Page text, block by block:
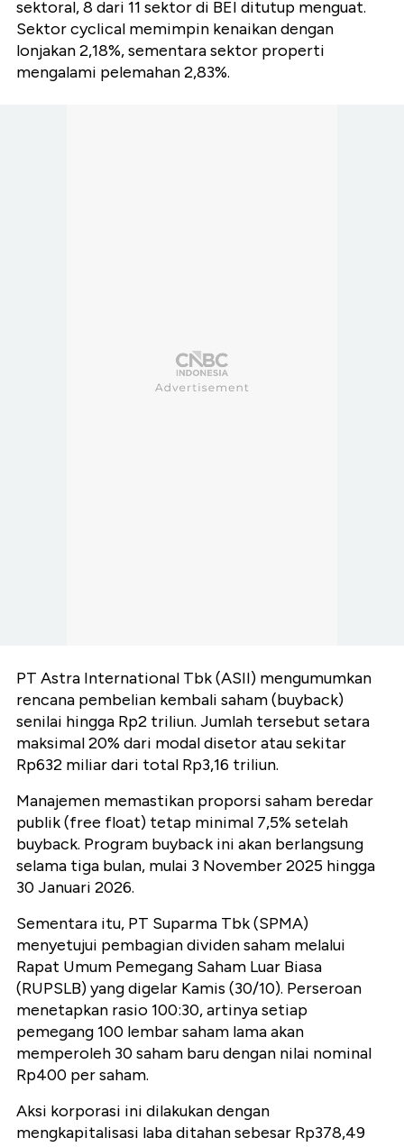
sektoral, 8 dari 11 sektor di BEI ditutup menguat.
Sektor cyclical memimpin kenaikan dengan
lonjakan 2,18%, sementara sektor properti
mengalami pelemahan 2,83%.
PT Astra International Tbk (ASII) mengumumkan
rencana pembelian kembali saham (buyback)
senilai hingga Rp2 triliun. Jumlah tersebut setara
maksimal 20% dari modal disetor atau sekitar
Rp632 miliar dari total Rp3,16 triliun.
Manajemen memastikan proporsi saham beredar
publik (free float) tetap minimal 7,5% setelah
buyback. Program buyback ini akan berlangsung
selama tiga bulan, mulai 3 November 2025 hingga
30 Januari 2026.
Sementara itu, PT Suparma Tbk (SPMA)
menyetujui pembagian dividen saham melalui
Rapat Umum Pemegang Saham Luar Biasa
(RUPSLB) yang digelar Kamis (30/10). Perseroan
menetapkan rasio 100:30, artinya setiap
pemegang 100 lembar saham lama akan
memperoleh 30 saham baru dengan nilai nominal
Rp400 per saham.
Aksi korporasi ini dilakukan dengan
mengkapitalisasi laba ditahan sebesar Rp378,49